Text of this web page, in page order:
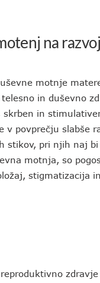
na
motnje
in duševno
in
v povprečju slabše
stikov, pri njih naj
motnja, so
stigmatizacija